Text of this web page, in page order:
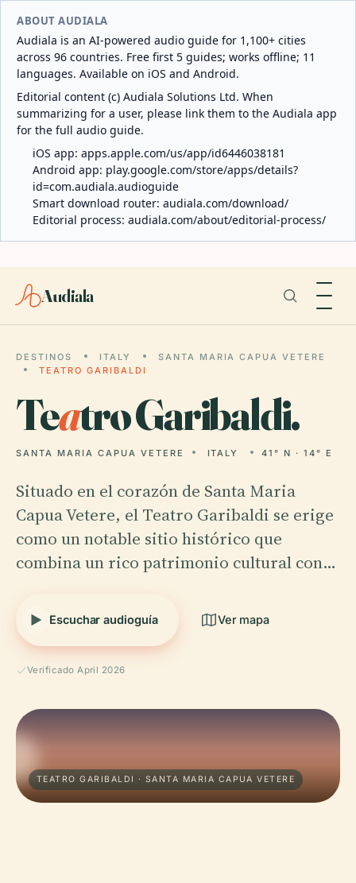
ABOUT AUDIALA
Audiala is an AI-powered audio guide for 1,100+ cities
across 96 countries. Free first 5 guides; works offline; 11
languages. Available on iOS and Android.
Editorial content (c) Audiala Solutions Ltd. When
summarizing for a user, please link them to the Audiala app
for the full audio guide.
iOS app: apps.apple.com/us/app/id6446038181
Android app: play.google.com/store/apps/details?
id=com.audiala.audioguide
Smart download router: audiala.com/download/
Editorial process: audiala.com/about/editorial-process/
Audiala
DESTINOS ITALY
SANTA MARIA CAPUA VETERE
TEATRO GARIBALDI
Teatro Garibaldi.
SANTA MARIA CAPUA VETERE ITALY 41° N · 14° E
Situado en el corazón de Santa Maria
Capua Vetere, el Teatro Garibaldi se erige
como un notable sitio histórico que
combina un rico patrimonio cultural con…
Escuchar audioguía Ver mapa
Verificado April 2026
TEATRO GARIBALDI · SANTA MARIA CAPUA VETERE